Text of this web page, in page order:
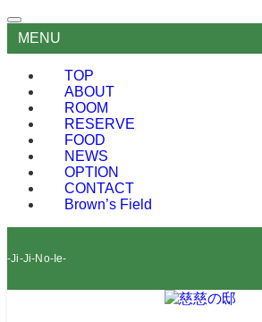
MENU
TOP
ABOUT
ROOM
RESERVE
FOOD
NEWS
OPTION
CONTACT
Brown’s Field
-Ji-Ji-No-Ie-